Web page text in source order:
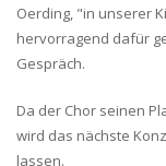
Oerding, "in unserer
hervorragend dafür
Gespräch.
Da der Chor seinen
wird das nächste
lassen.